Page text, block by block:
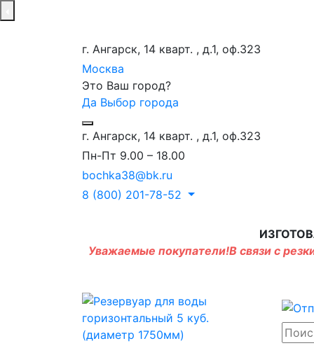
г. Ангарск, 14 кварт. , д.1, оф.323
Москва
Это Ваш город?
Да Выбор города
г. Ангарск, 14 кварт. , д.1, оф.323
Пн-Пт 9.00 – 18.00
bochka38@bk.ru
8 (800) 201-78-52
Уважаемые покупатели!В связи с